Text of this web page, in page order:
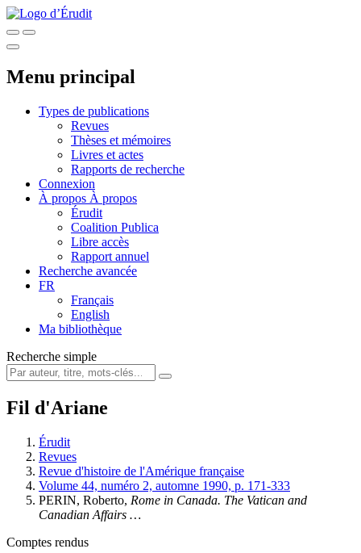
Menu principal
Types de publications
Revues
Thèses et mémoires
Livres et actes
Rapports de recherche
Connexion
À propos À propos
Érudit
Coalition Publica
Libre accès
Rapport annuel
Recherche avancée
FR
Français
English
Ma bibliothèque
Recherche simple
Fil d'Ariane
Érudit
Revues
Revue d'histoire de l'Amérique française
Volume 44, numéro 2, automne 1990, p. 171-333
PERIN, Roberto, Rome in Canada. The Vatican and
Canadian Affairs …
Comptes rendus